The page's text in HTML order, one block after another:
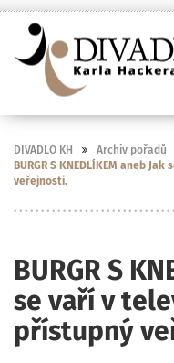
DIVADLO KH Archiv pořadů
BURGR S KNEDLÍKEM aneb
veřejnosti.
BURGR S
se vaří v
přístupný